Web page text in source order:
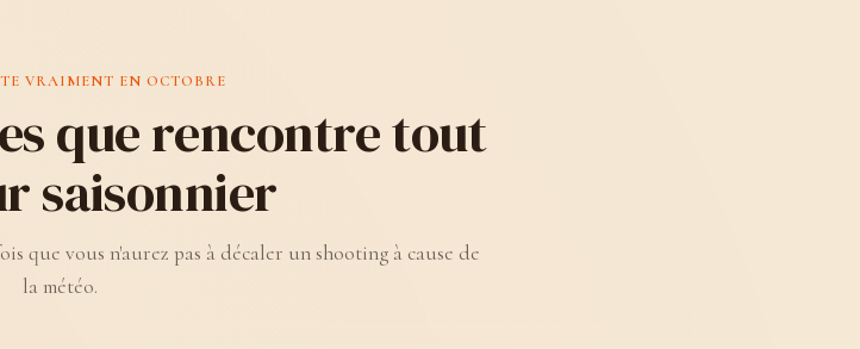
VRAIMENT EN OCTOBRE
que rencontre tout
saisonnier
que vous n'aurez pas à décaler un shooting à cause de
la météo.